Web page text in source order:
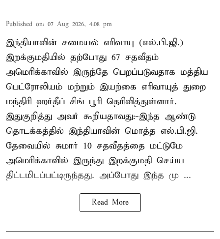
Published on: 07 Aug 2026, 4:08 pm
இந்தியாவின் சமையல் எரிவாயு (எல்.பி.ஜி.)
இறக்குமதியில் தற்போது 67 சதவீதம்
அமெரிக்காவில் இருந்தே பெறப்படுவதாக மத்திய
பெட்ரோலியம் மற்றும் இயற்கை எரிவாயுத் துறை
மந்திரி ஹர்தீப் சிங் பூரி தெரிவித்துள்ளார்.
இதுகுறித்து அவர் கூறியதாவது:-இந்த ஆண்டு
தொடக்கத்தில் இந்தியாவின் மொத்த எல்.பி.ஜி.
தேவையில் சுமார் 10 சதவீதத்தை மட்டுமே
அமெரிக்காவில் இருந்து இறக்குமதி செய்ய
திட்டமிடப்பட்டிருந்தது. அப்போது இந்த மு ...
Read More